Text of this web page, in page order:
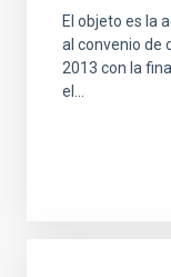
El objeto es la
al convenio de
2013 con la
el...